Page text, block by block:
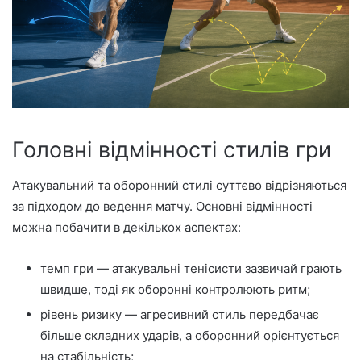
Головні відмінності стилів гри
Атакувальний та оборонний стилі суттєво відрізняються
за підходом до ведення матчу. Основні відмінності
можна побачити в декількох аспектах:
темп гри — атакувальні тенісисти зазвичай грають
швидше, тоді як оборонні контролюють ритм;
рівень ризику — агресивний стиль передбачає
більше складних ударів, а оборонний орієнтується
на стабільність;